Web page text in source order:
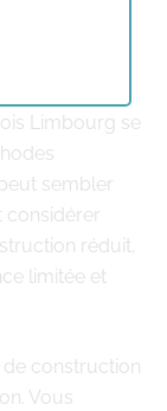
Limbourg se
sembler
considérer
réduit,
limitée et
de construction
Vous